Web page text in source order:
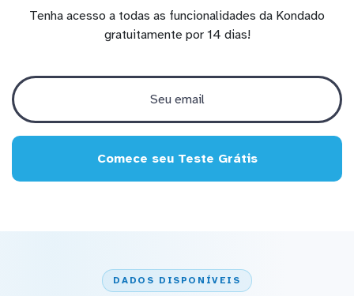
Tenha acesso a todas as funcionalidades da Kondado
gratuitamente por 14 dias!
Comece seu Teste Grátis
DADOS DISPONÍVEIS